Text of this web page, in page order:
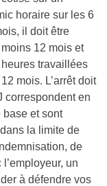
horaire sur les 6
il doit être
12 mois et
travaillées
mois. L’arrêt doit
correspondent en
et sont
la limite de
de
un
à défendre vos